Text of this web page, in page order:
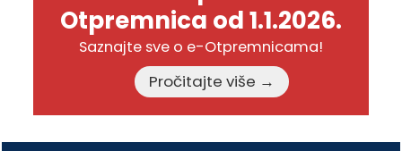
Otpremnica od 1.1.2026.
Saznajte sve o e-Otpremnicama!
Pročitajte više →